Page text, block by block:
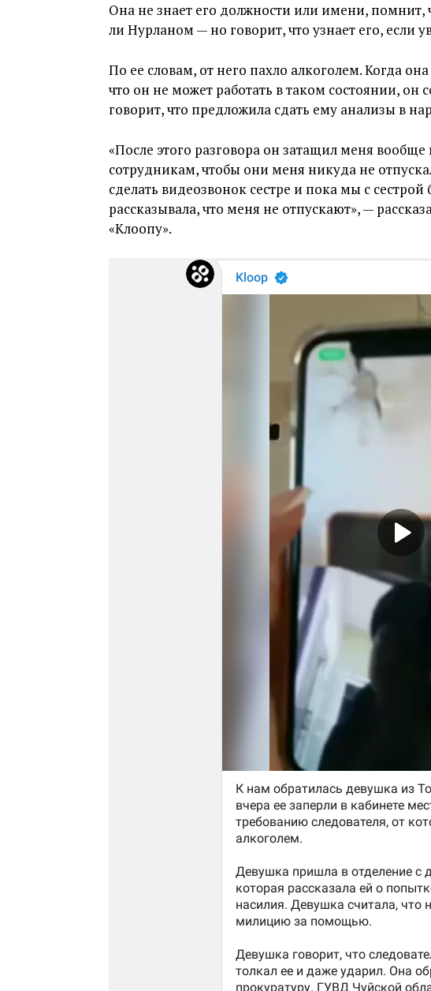
Она не знает его должности или имени, помнит,
ли Нурланом — но говорит, что узнает его, если
По ее словам, от него пахло алкоголем. Когда
что он не может работать в таком состоянии, он
говорит, что предложила сдать ему анализы в
«После этого разговора он затащил меня
сотрудникам, чтобы они меня никуда не
сделать видеозвонок сестре и пока мы с
рассказывала, что меня не отпускают», —
«Клоопу».